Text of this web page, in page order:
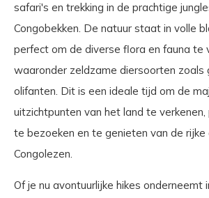
safari's en trekking in de prachtige
Congobekken. De natuur staat in volle
perfect om de diverse flora en fauna te
waaronder zeldzame diersoorten zoals
olifanten. Dit is een ideale tijd om de
uitzichtpunten van het land te
te bezoeken en te genieten van de rijke
Congolezen.
Of je nu avontuurlijke hikes onderneemt